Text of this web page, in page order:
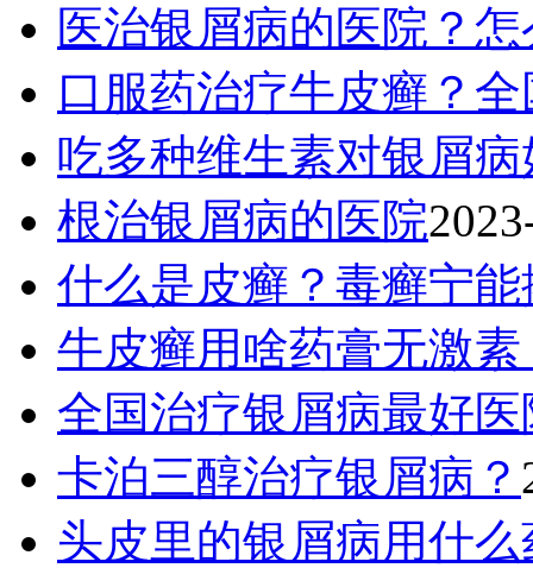
医治银屑病的医院？
口服药治疗牛皮癣？
吃多种维生素对银屑病
根治银屑病的医院
什么是皮癣？毒癣宁能
牛皮癣用啥药膏无激素
全国治疗银屑病最好医
卡泊三醇治疗银屑病？
头皮里的银屑病用什么